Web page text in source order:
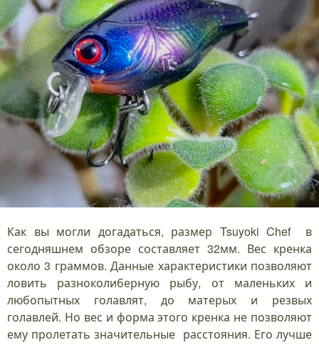
Как вы могли догадаться, размер Tsuyoki Chef в
сегодняшнем обзоре составляет 32мм. Вес кренка
около 3 граммов. Данные характеристики позволяют
ловить разноколиберную рыбу, от маленьких и
любопытных голавлят, до матерых и резвых
голавлей. Но вес и форма этого кренка не позволяют
ему пролетать значительные расстояния. Его лучше